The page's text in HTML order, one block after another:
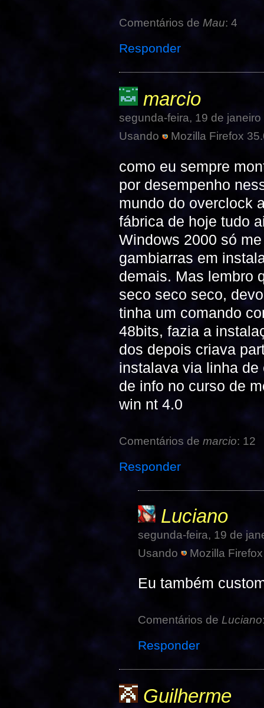
Comentários de Mau: 4
Responder
marcio
segunda-feira, 19 de
Usando
Mozilla Firefox
como eu sempre
por desempenho
mundo do overclock
fábrica de hoje tudo
Windows 2000 só
gambiarras em
demais. Mas lembro
seco seco seco,
tinha um comando
48bits, fazia a
dos depois criava
instalava via linha
de info no curso de
win nt 4.0
Comentários demarcio: 12
Responder
Luciano
segunda-feira, 19 de
Usando
Mozilla
Eu também
Comentários deLuciano
Responder
Guilherme